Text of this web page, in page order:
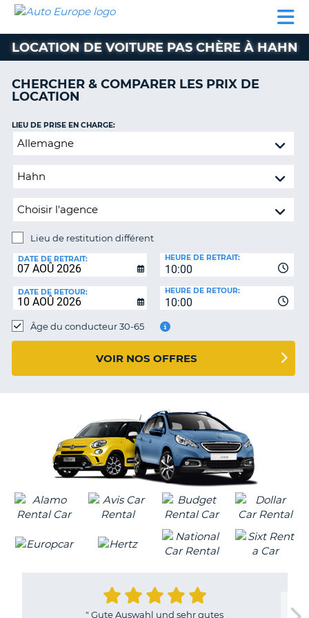
LOCATION
VOITURE
CAMPING-
CAR
CLIENT
AUTO
EUROPE
LOCATION
VOITURE
CAMPING-
CAR
PARTENAIRES
SUPPORT
CLIENT
COMPTE
MA
LOCATION DE VOITURE PAS CHÈRE À HAHN
CHERCHER & COMPARER LES PRIX DE
LOCATION
Lieu
restitution
LIEU DE PRISE EN CHARGE:
Lieu de restitution différent
DE
RESTITUTION:
DATE DE RETRAIT:
10:00
HEURE DE RETRAIT:
DATE DE RETOUR:
10:00
HEURE DE RETOUR:
Âge du conducteur 30-65
VOIR NOS OFFRES
" Gute Auswahl und sehr gutes